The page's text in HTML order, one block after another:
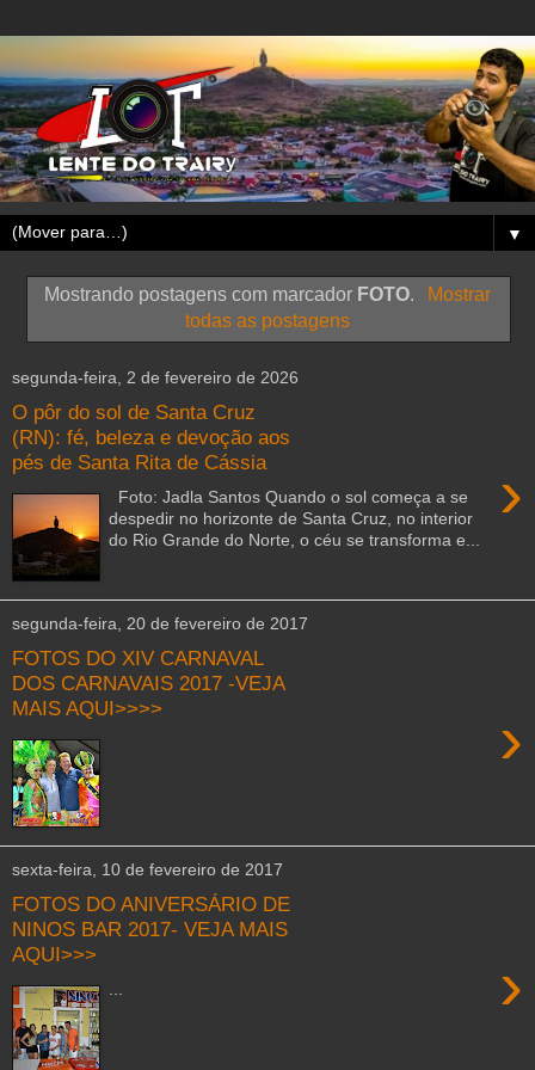
▼
Mostrando postagens com marcador FOTO.
Mostrar
todas as postagens
segunda-feira, 2 de fevereiro de 2026
O pôr do sol de Santa Cruz
(RN): fé, beleza e devoção aos
pés de Santa Rita de Cássia
›
Foto: Jadla Santos Quando o sol começa a se
despedir no horizonte de Santa Cruz, no interior
do Rio Grande do Norte, o céu se transforma e...
segunda-feira, 20 de fevereiro de 2017
FOTOS DO XIV CARNAVAL
DOS CARNAVAIS 2017 -VEJA
MAIS AQUI>>>>
›
sexta-feira, 10 de fevereiro de 2017
FOTOS DO ANIVERSÁRIO DE
NINOS BAR 2017- VEJA MAIS
AQUI>>>
›